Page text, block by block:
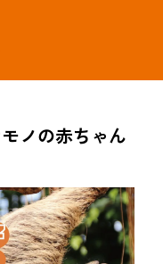
ノの赤ちゃん